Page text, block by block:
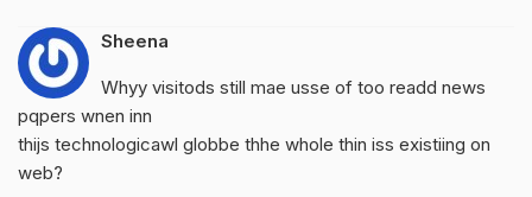
Sheena
Whyy visitods still mae usse of too readd news
pqpers wnen inn
thijs technologicawl globbe thhe whole thin iss existiing on
web?